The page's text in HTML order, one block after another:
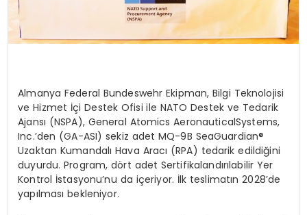
Almanya Federal Bundeswehr Ekipman, Bilgi Teknolojisi
ve Hizmet İçi Destek Ofisi ile NATO Destek ve Tedarik
Ajansı (NSPA), General Atomics AeronauticalSystems,
Inc.’den (GA-ASI) sekiz adet MQ-9B SeaGuardian®
Uzaktan Kumandalı Hava Aracı (RPA) tedarik edildiğini
duyurdu. Program, dört adet Sertifikalandırılabilir Yer
Kontrol İstasyonu’nu da içeriyor. İlk teslimatın 2028’de
yapılması bekleniyor.